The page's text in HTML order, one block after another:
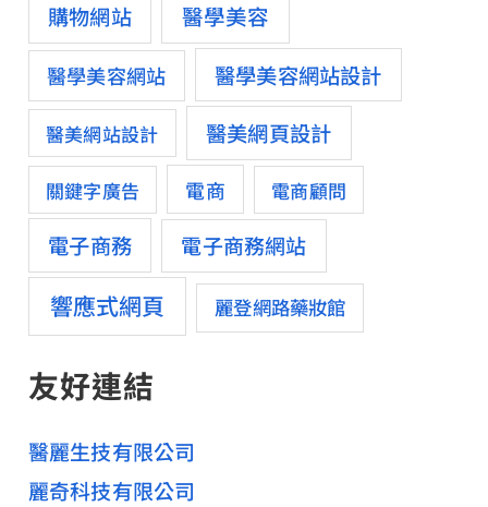
購物網站 醫學美容
醫學美容網站 醫學美容網站設計
醫美網站設計 醫美網頁設計
關鍵字廣告 電商 電商顧問
電子商務 電子商務網站
響應式網頁 麗登網路藥妝館
友好連結
醫麗生技有限公司
麗奇科技有限公司